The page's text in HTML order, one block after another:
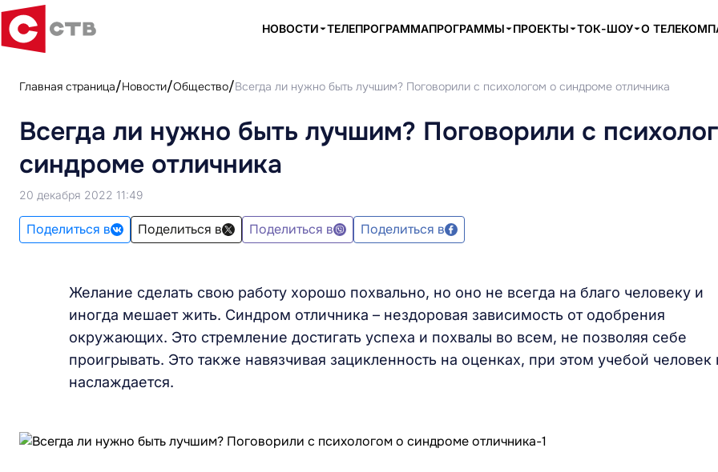
НОВОСТИ ТЕЛЕПРОГРАММАПРОГРАММЫ ПРОЕКТЫ ТОК-ШОУ О
Главная страница Новости Общество Всегда ли нужно быть лучшим? Поговорили с психологом о синдроме отличника
Всегда ли нужно быть лучшим? Поговорили с
синдроме отличника
20 декабря 2022 11:49
Поделиться в Поделиться в Поделиться в Поделиться в
Желание сделать свою работу хорошо похвально, но оно не всегда на благо человеку и
иногда мешает жить. Синдром отличника – нездоровая зависимость от одобрения
окружающих. Это стремление достигать успеха и похвалы во всем, не позволяя себе
проигрывать. Это также навязчивая зацикленность на оценках, при этом учебой человек
наслаждается.